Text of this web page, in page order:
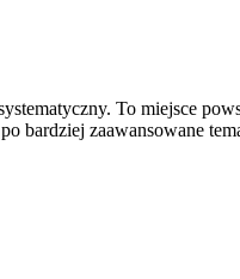
To miejsce
bardziej zaawansowane